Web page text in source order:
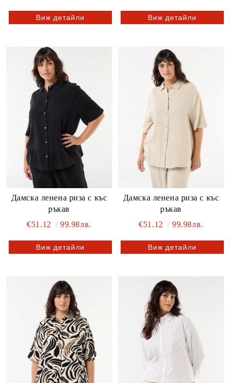
Виж детайли Виж детайли
Дамска ленена риза с къс
ръкав
€51.12
99.98лв.
Виж детайли
Дамска ленена риза с къс
ръкав
€51.12
99.98лв.
Виж детайли